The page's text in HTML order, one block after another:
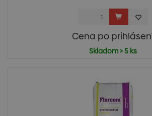
Cena po
Skladom > 5 ks